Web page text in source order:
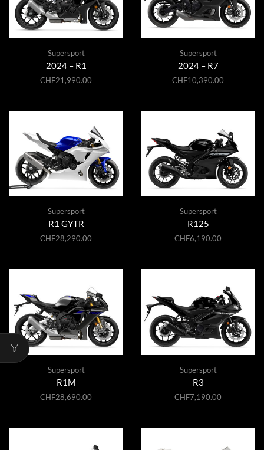
Supersport
2024 – R1
CHF21,990.00
Supersport
2024 – R7
CHF10,390.00
Supersport
R1 GYTR
CHF28,290.00
Supersport
R125
CHF6,190.00
Supersport
R1M
CHF28,690.00
Supersport
R3
CHF7,190.00